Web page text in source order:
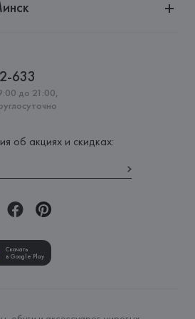
633
до 21:00,
об акциях и скидках:
Скачать
в Google Play